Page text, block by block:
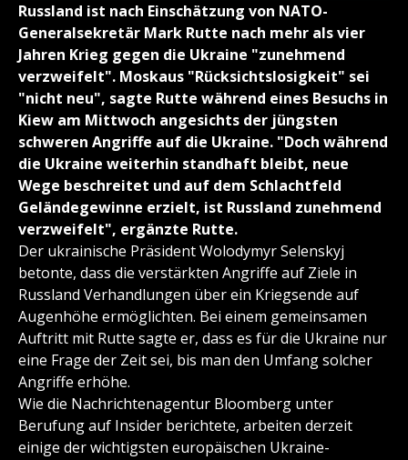
Russland ist nach Einschätzung von NATO-
Generalsekretär Mark Rutte nach mehr als vier
Jahren Krieg gegen die Ukraine "zunehmend
verzweifelt". Moskaus "Rücksichtslosigkeit" sei
"nicht neu", sagte Rutte während eines Besuchs in
Kiew am Mittwoch angesichts der jüngsten
schweren Angriffe auf die Ukraine. "Doch während
die Ukraine weiterhin standhaft bleibt, neue
Wege beschreitet und auf dem Schlachtfeld
Geländegewinne erzielt, ist Russland zunehmend
verzweifelt", ergänzte Rutte.
Der ukrainische Präsident Wolodymyr Selenskyj
betonte, dass die verstärkten Angriffe auf Ziele in
Russland Verhandlungen über ein Kriegsende auf
Augenhöhe ermöglichten. Bei einem gemeinsamen
Auftritt mit Rutte sagte er, dass es für die Ukraine nur
eine Frage der Zeit sei, bis man den Umfang solcher
Angriffe erhöhe.
Wie die Nachrichtenagentur Bloomberg unter
Berufung auf Insider berichtete, arbeiten derzeit
einige der wichtigsten europäischen Ukraine-